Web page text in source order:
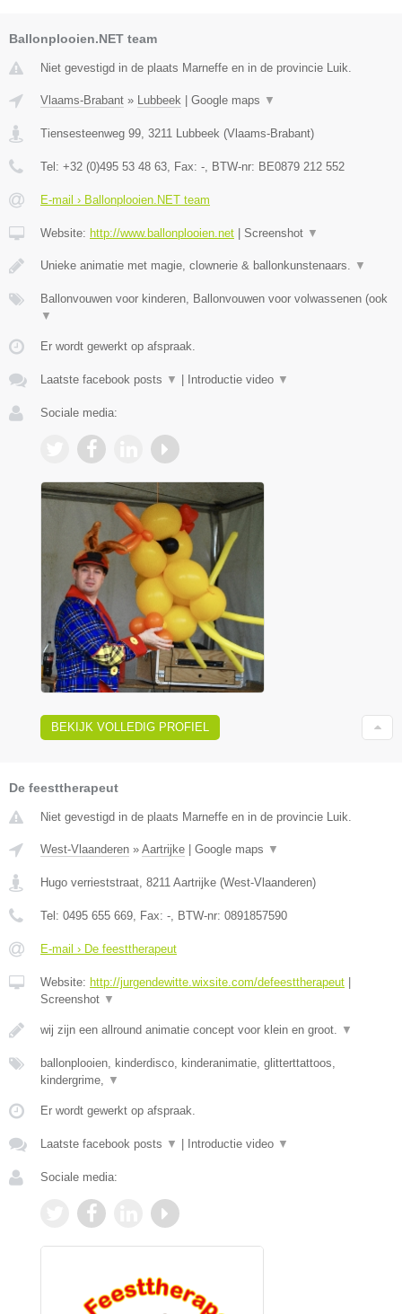
Ballonplooien.NET team
Niet gevestigd in de plaats Marneffe en in de provincie Luik.
Vlaams-Brabant » Lubbeek Google maps ▼
Tiensesteenweg 99, 3211 Lubbeek (Vlaams-Brabant)
Tel: +32 (0)495 53 48 63, Fax: -, BTW-nr: BE0879 212 552
E-mail › Ballonplooien.NET team
Website: http://www.ballonplooien.net Screenshot ▼
Unieke animatie met magie, clownerie & ballonkunstenaars. ▼
Ballonvouwen voor kinderen, Ballonvouwen voor volwassenen (ook
▼
Er wordt gewerkt op afspraak.
Laatste facebook posts ▼ Introductie video ▼
Sociale media:
BEKIJK VOLLEDIG PROFIEL
De feesttherapeut
Niet gevestigd in de plaats Marneffe en in de provincie Luik.
West-Vlaanderen » Aartrijke | Google maps ▼
Hugo verrieststraat 8211 Aartrijke (West-Vlaanderen)
Tel: 0495 655 669 , Fax: - , BTW-nr: 0891857590
E-mail › De feesttherapeut
Website: http://jurgendewitte.wixsite.com/defeesttherapeut |
Screenshot ▼
wij zijn een allround animatie concept voor klein en groot. ▼
ballonplooien, kinderdisco, kinderanimatie, glitterttattoos,
kindergrime,
▼
Er wordt gewerkt op afspraak.
Laatste facebook posts ▼ | Introductie video ▼
Sociale media: